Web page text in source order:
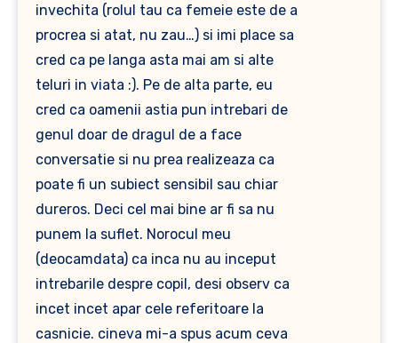
invechita (rolul tau ca femeie este de a
procrea si atat, nu zau…) si imi place sa
cred ca pe langa asta mai am si alte
teluri in viata :). Pe de alta parte, eu
cred ca oamenii astia pun intrebari de
genul doar de dragul de a face
conversatie si nu prea realizeaza ca
poate fi un subiect sensibil sau chiar
dureros. Deci cel mai bine ar fi sa nu
punem la suflet. Norocul meu
(deocamdata) ca inca nu au inceput
intrebarile despre copil, desi observ ca
incet incet apar cele referitoare la
casnicie. cineva mi-a spus acum ceva